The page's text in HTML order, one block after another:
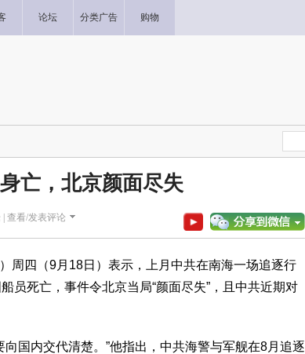
论坛 分类广告 购物
亡，北京颜面尽失
查看/发表评论
周四（9月18日）表示，上月中共在南海一场追逐行
员死亡，事件令北京当局“颜面尽失”，且中共近期对
国内交代清楚。”他指出，中共海警与军舰在8月追逐